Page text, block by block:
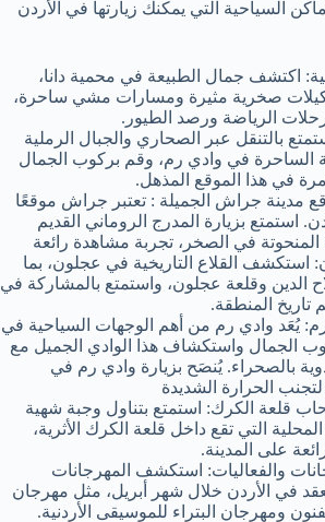
السياحية التي يمكنك زيارتها في الأردن
اكتشف جمال الطبيعة في محمية دانا،
صخرية مثيرة ومسارات مشي ساحرة،
الرياضة ورصد الطيور.
بالتنقل عبر الصحاري والجبال الرملية
الساحرة في وادي رم، وقم بركوب الجمال
في هذا الموقع المذهل.
مدينة جراش الجميلة : تعتبر جراش موقعًا
استمتع بزيارة المدرج الروماني القديم
المنحوتة في الصخر، تجربة مشاهدة رائعة
استكشف القلاع التاريخية في عجلون، بما
الدين وقلعة عجلون، واستمتع بالمشاركة في
تاريخ المنطقة.
يُعَد وادي رم من أهم الوجهات السياحية في
الجمال واستكشاف هذا الوادي الجميل مع
بالصحراء. يُنصَح بزيارة وادي رم في
لتجنب الحرارة الشديدة
قلعة الكرك: استمتع بتناول وجبة شهية
التي تقع داخل قلعة الكرك الأثرية،
على المدينة.
والفعاليات: استكشف المهرجانات
في الأردن خلال شهر أبريل، مثل مهرجان
ومهرجان البتراء للموسيقى الأردنية.